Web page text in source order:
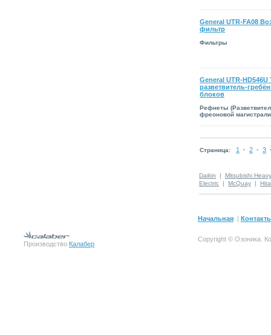
General UTR-FA08
фильтр
Фильтры
General UTR-
разветвитель-
блоков
Рефнеты
фреоновой
Страница: 1 · 2 · 3
Daikin | Mitsubishi Heavy
Electric | McQuay |
Начальная |
Производство Калабер
Copyright © Озоника.